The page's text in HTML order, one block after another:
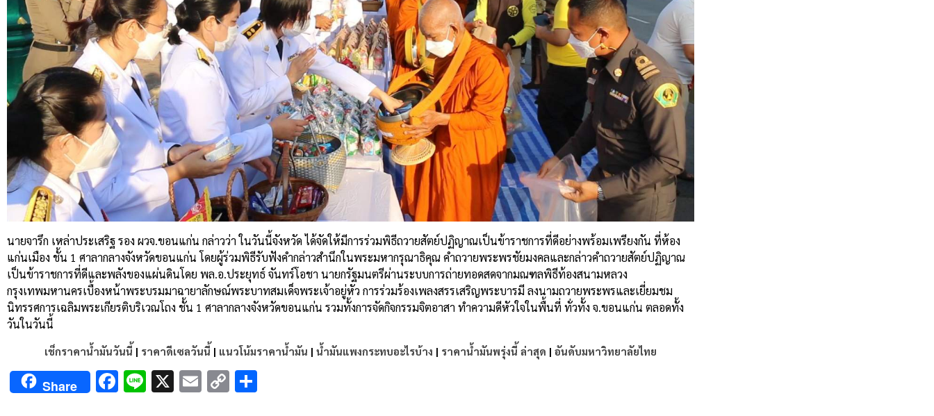
นายจารึก เหล่าประเสริฐ รอง ผวจ.ขอนแก่น กล่าวว่า ในวันนี้จังหวัด ได้จัดให้มีการร่วมพิธีถวายสัตย์ปฏิญาณเป็นข้าราชการที่ดีอย่างพร้อมเพรียงกัน ที่ห้อง
แก่นเมือง ชั้น 1 ศาลากลางจังหวัดขอนแก่น โดยผู้ร่วมพิธีรับฟังคำกล่าวสำนึกในพระมหากรุณาธิคุณ คำถวายพระพรชัยมงคลและกล่าวคำถวายสัตย์ปฏิญาณ
เป็นข้าราชการที่ดีและพลังของแผ่นดินโดย พล.อ.ประยุทธ์ จันทร์โอชา นายกรัฐมนตรีผ่านระบบการถ่ายทอดสดจากมณฑลพิธีท้องสนามหลวง
กรุงเทพมหานครเบื้องหน้าพระบรมมาฉายาลักษณ์พระบาทสมเด็จพระเจ้าอยู่หัว การร่วมร้องเพลงสรรเสริญพระบารมี ลงนามถวายพระพรและเยี่ยมชม
นิทรรศการเฉลิมพระเกียรติบริเวณโถง ชั้น 1 ศาลากลางจังหวัดขอนแก่น รวมทั้งการจัดกิจกรรมจิตอาสา ทำความดีหัวใจในพื้นที่ ทั่วทั้ง จ.ขอนแก่น ตลอดทั้ง
วันในวันนี้
เช็กราคาน้ำมันวันนี้ | ราคาดีเซลวันนี้ | แนวโน้มราคาน้ำมัน | น้ำมันแพงกระทบอะไรบ้าง | ราคาน้ำมันพรุ่งนี้ ล่าสุด | อันดับมหาวิทยาลัยไทย
Share Facebook
Line
X Email
Copy